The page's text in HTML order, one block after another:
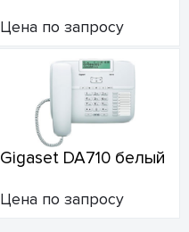
Цена по запросу
Gigaset DA710 белый
Цена по запросу